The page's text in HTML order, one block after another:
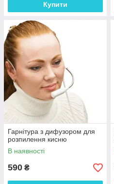
Купити
Гарнітура з дифузором для
розпилення кисню
В наявності
590 ₴